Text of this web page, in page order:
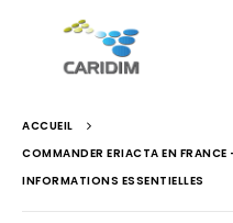
ACCUEIL
COMMANDER ERIACTA EN
INFORMATIONS ESSENTIELLES